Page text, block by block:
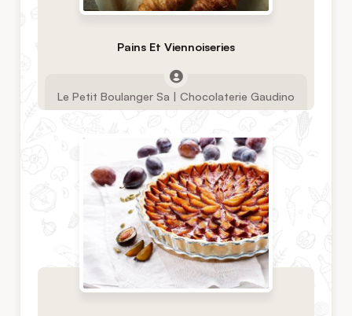
Pains Et Viennoiseries
Le Petit Boulanger Sa | Chocolaterie Gaudino